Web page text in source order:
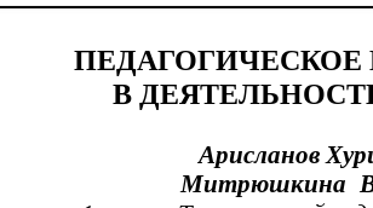
ПЕДАГОГИЧЕСКОЕ
В
Арисланов
Митрюшкина